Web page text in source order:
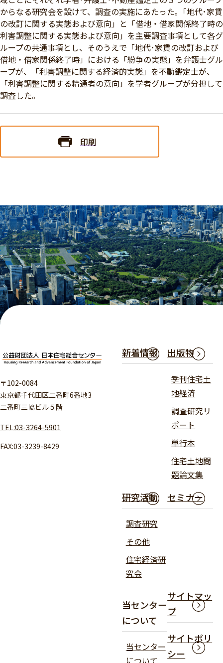
からなる研究会を設けて、調査の実施にあたった｡「地代･家賃
の改訂に関する実態および意向」と「借地・借家関係終了時の
利害調整に関する実態および意向」を主要調査事項として各グ
ループの共通事項とし、そのうえで「地代･家賃の改訂および
借地・借家関係終了時」における「紛争の実態」を弁護士グル
ープが、「利害調整に関する経済的実態」を不動鑑定士が、
「利害調整に関する精通者の意向」を学者グループが分担して
調査した。
印刷
〒102-0084
東京都千代田区二番町6番地3
二番町三協ビル５階
TEL:03-3264-5901
FAX:03-3239-8429
新着情報 出版物
季刊住宅土
地経済
調査研究リ
ポート
単行本
住宅土地問
題論文集
研究活動
調査研究
その他
住宅経済研
究会
セミナー
当センター
について
当センター
について
サイトマッ
プ
サイトポリ
シー